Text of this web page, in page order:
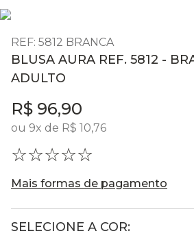
REF: 5812 BRANCA
BLUSA AURA REF. 5812 -
ADULTO
R$ 96,90
ou 9x de R$ 10,76
☆☆☆☆☆
Mais formas de pagamento